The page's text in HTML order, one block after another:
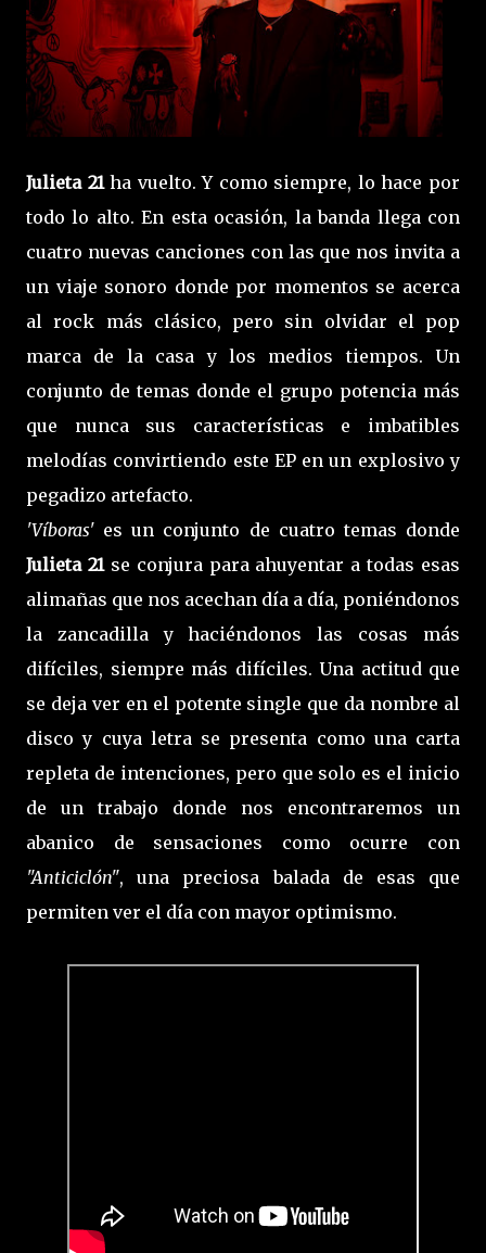
Julieta 21ha vuelto. Y como siempre, lo hace por
todo lo alto. En esta ocasión, la banda llega con
cuatro nuevas canciones con las que nos invita a
un viaje sonoro donde por momentos se acerca
al rock más clásico, pero sin olvidar el pop
marca de la casa y los medios tiempos. Un
conjunto de temas donde el grupo potencia más
que nunca sus características e imbatibles
melodías convirtiendo este EP en un explosivo y
pegadizo artefacto.
'Víboras' es un conjunto de cuatro temas donde
Julieta 21se conjura para ahuyentar a todas esas
alimañas que nos acechan día a día, poniéndonos
la zancadilla y haciéndonos las cosas más
difíciles, siempre más difíciles. Una actitud que
se deja ver en el potente single que da nombre al
disco y cuya letra se presenta como una carta
repleta de intenciones, pero que solo es el inicio
de un trabajo donde nos encontraremos un
abanico de sensaciones como ocurre con
"Anticiclón", una preciosa balada de esas que
permiten ver el día con mayor optimismo.